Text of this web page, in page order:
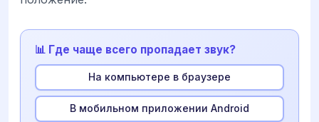
📊 Где чаще всего пропадает звук?
На компьютере в браузере
В мобильном приложении Android